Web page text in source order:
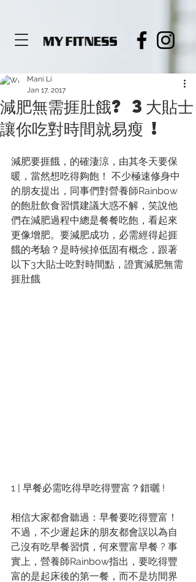
減肥無需捱肚餓? 3大貼士
讓你吃對時間就易瘦 !
Mani Li
Jan 17, 2017
減肥要捱餓，的確淒涼，由其冬天要保
暖，當然想吃得夠飽！ 不少極速修身中
的朋友提出，同事們對營養師Rainbow
的飽肚飲食習慣建議大惑不解，笑說他
們在減肥過程中總是餐餐吃飽，看起來
更像增肥。要減肥成功，必需經得起捱
餓的考驗？是時候掉低固有概念，跟著
以下3大貼士吃對時間點，證實減肥無需
捱肚餓
1 | 早餐必需吃得早吃得豐富？錯曬 !
相信大家都會聽過：早餐要吃得豐富！
不過，不少遲起床的朋友都會誤以為自
己沒有吃早餐習慣，何來豐富早餐 ? 事
實上，營養師Rainbow指出，要吃得豐
富的是起床後的第一餐，而不是坊間界